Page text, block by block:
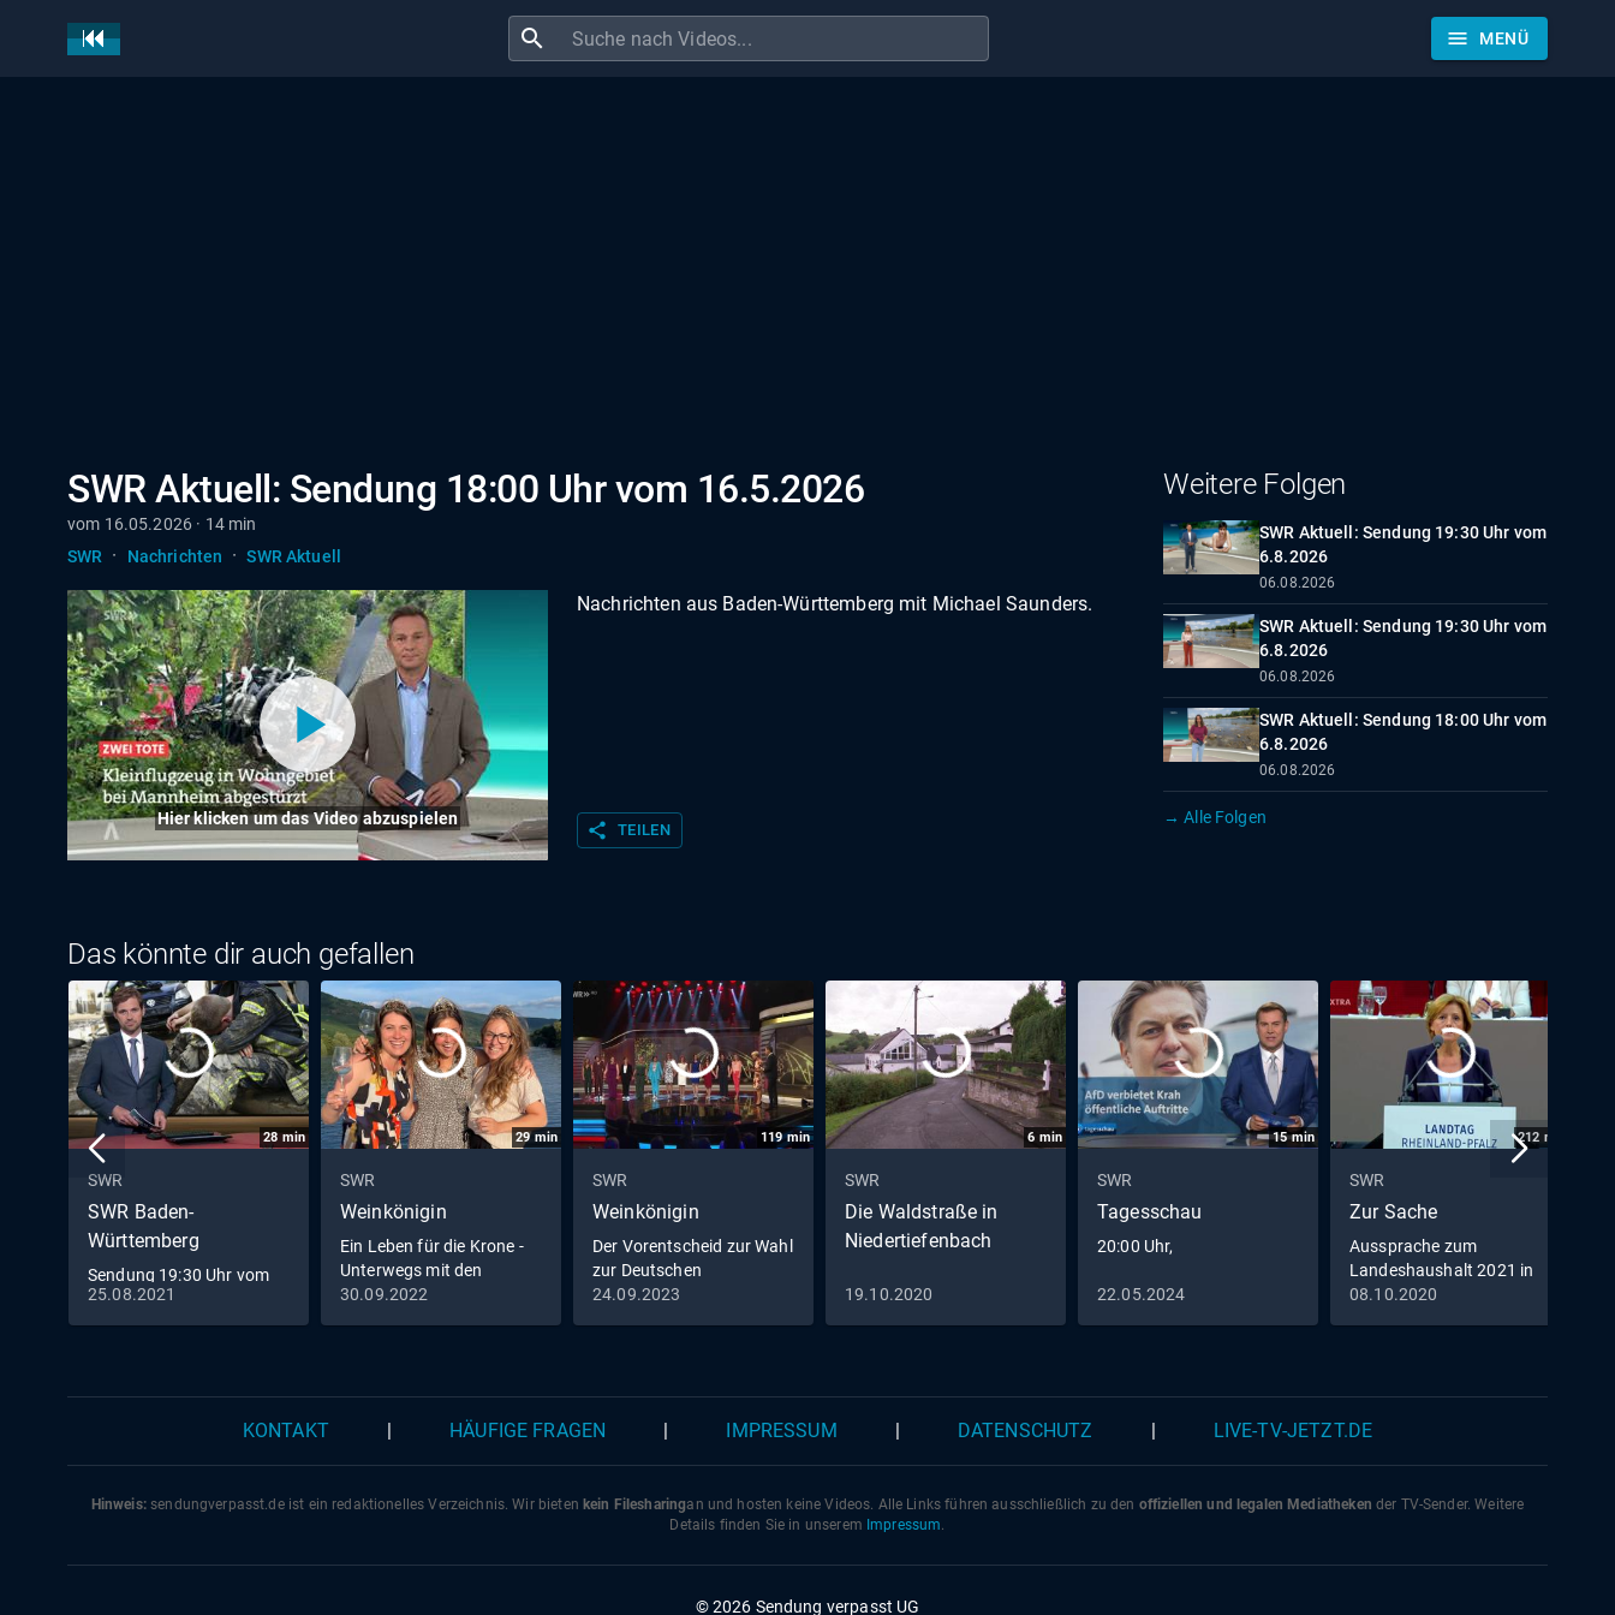
search menu MENÜ
SWR Aktuell: Sendung 18:00 Uhr vom 16.5.2026
vom 16.05.2026 · 14 min
SWR
· Nachrichten · SWR Aktuell
Hier klicken um das Video abzuspielen
Nachrichten aus Baden-Württemberg mit Michael Saunders.
share TEILEN
Weitere Folgen
SWR Aktuell: Sendung 19:30 Uhr vom
6.8.2026
06.08.2026
SWR Aktuell: Sendung 19:30 Uhr vom
6.8.2026
06.08.2026
SWR Aktuell: Sendung 18:00 Uhr vom
6.8.2026
06.08.2026
→ Alle Folgen
Das könnte dir auch gefallen
28 min
SWR
SWR Baden-
Württemberg
Sendung 19:30 Uhr vom
25.8.2021
25.08.2021
29min
SWR
Weinkönigin
Ein Leben für die Krone -
Unterwegs mit den
Weinköniginnen
30.09.2022
119min
SWR
Weinkönigin
Der Vorentscheid zur Wahl
zur Deutschen
Weinkönigin 2023
24.09.2023
6 min
SWR
Die Waldstraße in
Niedertiefenbach
19.10.2020
15min
SWR
Tagesschau
20:00 Uhr,
22.05.2024
212 min
SWR
Zur Sache
Aussprache zum
Landeshaushalt 2021 in
Rheinland-Pfalz
08.10.2020
KONTAKT HÄUFIGE FRAGEN IMPRESSUM DATENSCHUTZ LIVE-TV-JETZT.DE
Hinweis:sendungverpasst.deist ein redaktionelles Verzeichnis. Wir bieten kein Filesharingan und hosten keine Videos. Alle Links führen ausschließlich zu den offiziellen und legalen Mediatheken der TV-Sender. Weitere
Details finden Sie in unserem Impressum.
© 2026 Sendung verpasst UG